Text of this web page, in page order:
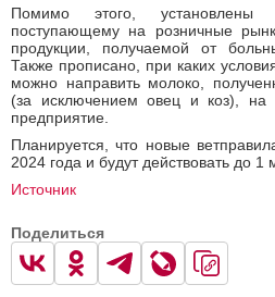
Помимо этого, установлены
поступающему на розничные
продукции, получаемой от
Также прописано, при каких
можно направить молоко,
(за исключением овец и коз), на
предприятие.
Планируется, что новые
2024 года и будут действовать до 1
Источник
Поделиться